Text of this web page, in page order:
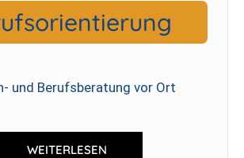
und Berufsberatung vor Ort
WEITERLESEN